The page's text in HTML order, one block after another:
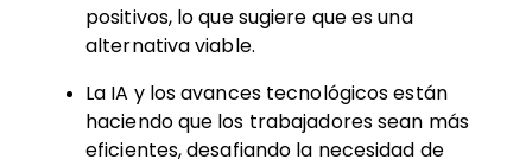
positivos, lo que sugiere que es una
alternativa viable.
La IA y los avances tecnológicos están
haciendo que los trabajadores sean más
eficientes, desafiando la necesidad de